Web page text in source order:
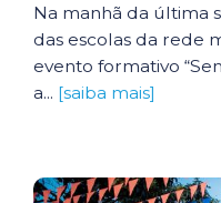
Na manhã da última
das escolas da rede
evento formativo
a... [saiba mais]